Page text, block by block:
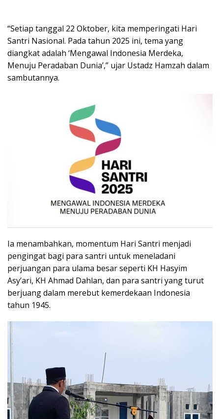
“Setiap tanggal 22 Oktober, kita memperingati Hari
Santri Nasional. Pada tahun 2025 ini, tema yang
diangkat adalah ‘Mengawal Indonesia Merdeka,
Menuju Peradaban Dunia’,” ujar Ustadz Hamzah dalam
sambutannya.
Ia menambahkan, momentum Hari Santri menjadi
pengingat bagi para santri untuk meneladani
perjuangan para ulama besar seperti KH Hasyim
Asy’ari, KH Ahmad Dahlan, dan para santri yang turut
berjuang dalam merebut kemerdekaan Indonesia
tahun 1945.